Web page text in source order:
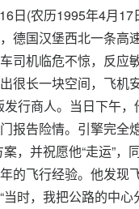
日(农历1995年4月
德国汉堡西北一条高
司机临危不惊，反
很长一块空间，飞
发行商人。当日下午
报告险情。引擎完全
，并祝愿他“走运”
的飞行经验。他发
时，我把公路的中